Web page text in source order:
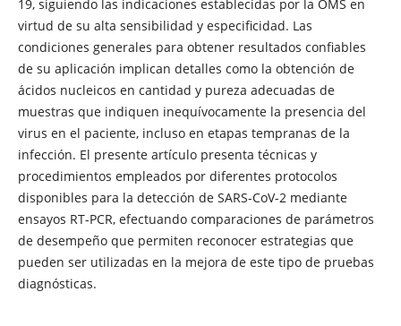
19, siguiendo las indicaciones establecidas por la OMS en
virtud de su alta sensibilidad y especificidad. Las
condiciones generales para obtener resultados confiables
de su aplicación implican detalles como la obtención de
ácidos nucleicos en cantidad y pureza adecuadas de
muestras que indiquen inequívocamente la presencia del
virus en el paciente, incluso en etapas tempranas de la
infección. El presente artículo presenta técnicas y
procedimientos empleados por diferentes protocolos
disponibles para la detección de SARS-CoV-2 mediante
ensayos RT-PCR, efectuando comparaciones de parámetros
de desempeño que permiten reconocer estrategias que
pueden ser utilizadas en la mejora de este tipo de pruebas
diagnósticas.